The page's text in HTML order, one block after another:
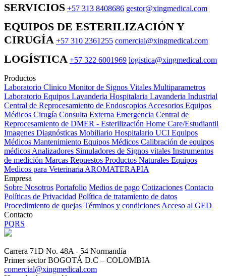
SERVICIOS +57 313 8408686 gestor@xingmedical.com
EQUIPOS DE ESTERILIZACIÓN Y
CIRUGÍA +57 310 2361255 comercial@xingmedical.com
LOGÍSTICA +57 322 6001969 logistica@xingmedical.com
Productos
Laboratorio Clinico Monitor de Signos Vitales Multiparametros
Laboratorio Equipos Lavanderia Hospitalaria Lavanderia Industrial
Central de Reprocesamiento de Endoscopios Accesorios Equipos
Médicos Cirugía Consulta Externa Emergencia Central de
Reprocesamiento de DMER - Esterilización Home Care/Estudiantil
Imagenes Diagnósticas Mobiliario Hospitalario UCI Equipos
Médicos Mantenimiento Equipos Médicos Calibración de equipos
médicos Analizadores Simuladores de Signos vitales Instrumentos
de medición Marcas Repuestos Productos Naturales Equipos
Medicos para Veterinaria AROMATERAPIA
Empresa
Sobre Nosotros Portafolio Medios de pago Cotizaciones Contacto
Políticas de Privacidad Política de tratamiento de datos
Procedimiento de quejas Términos y condiciones Acceso al GED
Contacto
PQRS
Carrera 71D No. 48A - 54 Normandía
Primer sector BOGOTÁ D.C – COLOMBIA
comercial@xingmedical.com